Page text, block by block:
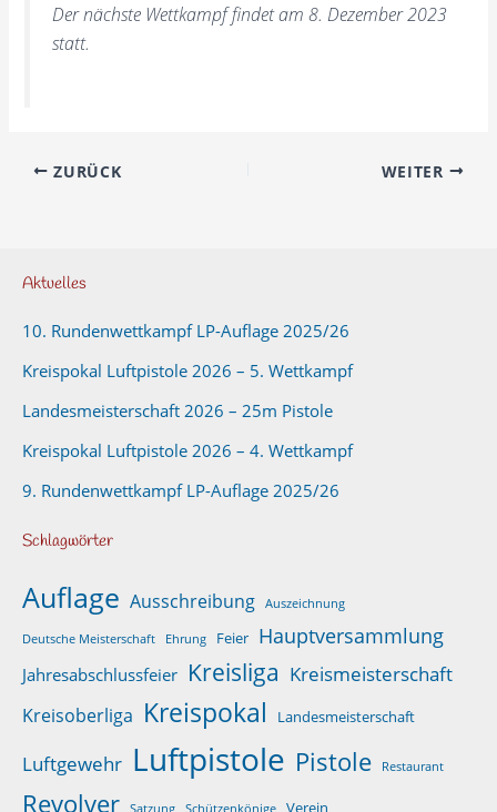
Der nächste Wettkampf findet am 8. Dezember 2023
statt.
ZURÜCK WEITER
Aktuelles
10. Rundenwettkampf LP-Auflage 2025/26
Kreispokal Luftpistole 2026 – 5. Wettkampf
Landesmeisterschaft 2026 – 25m Pistole
Kreispokal Luftpistole 2026 – 4. Wettkampf
9. Rundenwettkampf LP-Auflage 2025/26
Schlagwörter
Auflage Ausschreibung Auszeichnung
Deutsche Meisterschaft Ehrung Feier Hauptversammlung
Jahresabschlussfeier Kreisliga Kreismeisterschaft
Kreisoberliga Kreispokal Landesmeisterschaft
Luftgewehr Luftpistole Pistole Restaurant
Revolver